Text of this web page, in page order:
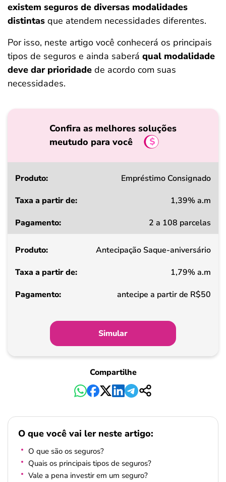
existem seguros de diversas modalidades
distintas que atendem necessidades diferentes.
Por isso, neste artigo você conhecerá os principais
tipos de seguros e ainda saberá qual modalidade
deve dar prioridade de acordo com suas
necessidades.
Confira as melhores soluções
meutudo para você
Produto
a
de
Pagamento
Empréstimo Consignado
1,39% a.m
2 a 108 parcelas
Antecipação Saque-aniversário
1,79% a.m
antecipe a partir de R$50
Simular
Compartilhe
O que você vai ler neste artigo:
O que são os seguros?
Quais os principais tipos de seguros?
Vale a pena investir em um seguro?